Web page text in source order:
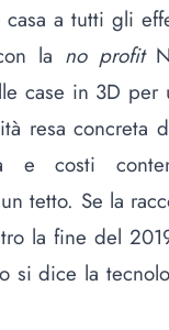
casa a tutti gli
la no profit
case in 3D per
resa concreta
e costi
tetto. Se la
la fine del
si dice la